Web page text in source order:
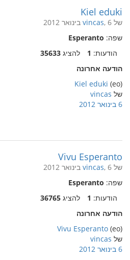
Kiel eduki
של vincas, 6 בינואר 2012
שפה: Esperanto
הודעות: 1 להציג 35633
הודעה אחרונה
(eo)
Kiel eduki
של vincas
6 בינואר 2012
Vivu Esperanto
של vincas, 6 בינואר 2012
שפה: Esperanto
הודעות: 1 להציג 36765
הודעה אחרונה
(eo)
Vivu Esperanto
של vincas
6 בינואר 2012